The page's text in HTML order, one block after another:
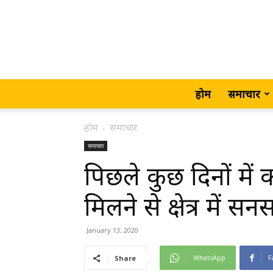
होम समाचार
होम समाचार
समाचार
पिछले कुछ दिनों में
मिलने से क्षेत्र में
January 13, 2020
Share WhatsApp